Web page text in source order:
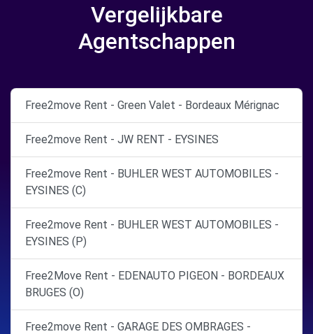
Vergelijkbare
Agentschappen
Free2move Rent - Green Valet - Bordeaux Mérignac
Free2move Rent - JW RENT - EYSINES
Free2move Rent - BUHLER WEST AUTOMOBILES -
EYSINES (C)
Free2move Rent - BUHLER WEST AUTOMOBILES -
EYSINES (P)
Free2Move Rent - EDENAUTO PIGEON - BORDEAUX
BRUGES (O)
Free2move Rent - GARAGE DES OMBRAGES -